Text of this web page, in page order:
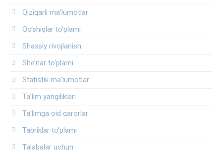
Qiziqarli ma’lumotlar
Qo‘shiqlar to‘plami
Shaxsiy rivojlanish
She’rlar to‘plami
Statistik ma’lumotlar
Ta’lim yangiliklari
Ta’limga oid qarorlar
Tabriklar to'plami
Talabalar uchun